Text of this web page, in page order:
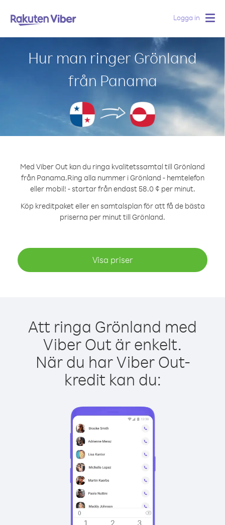
Logga in
Hur man ringer Grönland
från Panama
Med Viber Out kan du ringa kvalitetssamtal till Grönland
från Panama.Ring alla nummer i Grönland - hemtelefon
eller mobil! - startar från endast 58.0 ¢ per minut.
Köp kreditpaket eller en samtalsplan för att få de bästa
priserna per minut till Grönland.
Visa priser
Att ringa Grönland med
Viber Out är enkelt.
När du har Viber Out-
kredit kan du: